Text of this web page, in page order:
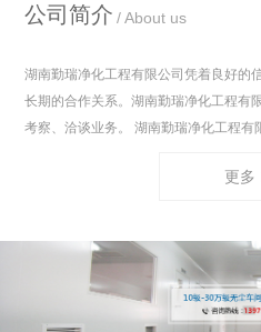
公司简介 About us
湖南勤瑞净化工程有限公司凭着良好的
长期的合作关系。湖南勤瑞净化工程有
考察、洽谈业务。 湖南勤瑞净化工程
更多